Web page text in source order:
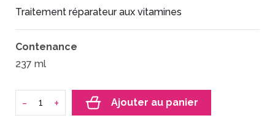
Traitement réparateur aux vitamines
Contenance
237 ml
+
- Ajouter au panier